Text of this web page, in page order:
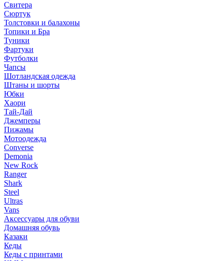
Свитера
Сюртук
Толстовки и балахоны
Топики и Бра
Туники
Фартуки
Футболки
Чапсы
Шотландская одежда
Штаны и шорты
Юбки
Хаори
Тай-Дай
Джемперы
Пижамы
Мотоодежда
Converse
Demonia
New Rock
Ranger
Shark
Steel
Ultras
Vans
Аксессуары для обуви
Домашняя обувь
Казаки
Кеды
Кеды с принтами